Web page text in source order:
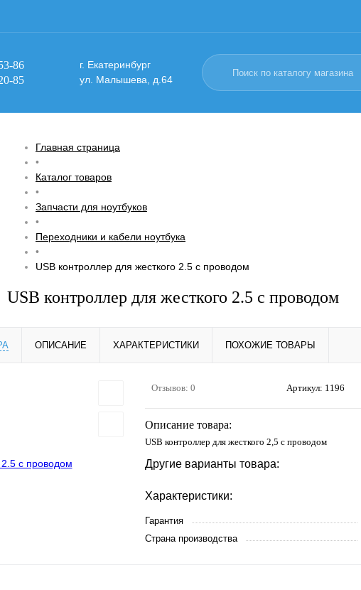
86
85
г. Екатеринбург
ул. Малышева, д.64
Главная страница
•
Каталог товаров
•
Запчасти для ноутбуков
•
Переходники и кабели ноутбука
•
USB контроллер для жесткого 2.5 с проводом
USB контроллер для жесткого 2.5 с проводом
ОПИСАНИЕ ХАРАКТЕРИСТИКИ ПОХОЖИЕ ТОВАРЫ
Отзывов: 0 Артикул: 1196
Описание товара:
USB контроллер для жесткого 2,5 с проводом
Другие варианты товара:
Характеристики:
Гарантия
Страна производства